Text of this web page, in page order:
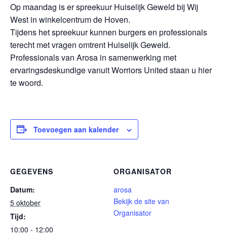
Op maandag is er spreekuur Huiselijk Geweld bij Wij
West in winkelcentrum de Hoven.
Tijdens het spreekuur kunnen burgers en professionals
terecht met vragen omtrent Huiselijk Geweld.
Professionals van Arosa in samenwerking met
ervaringsdeskundige vanuit Worriors United staan u hier
te woord.
Toevoegen aan kalender
GEGEVENS
Datum:
5 oktober
Tijd:
10:00 - 12:00
ORGANISATOR
arosa
Bekijk de site van
Organisator